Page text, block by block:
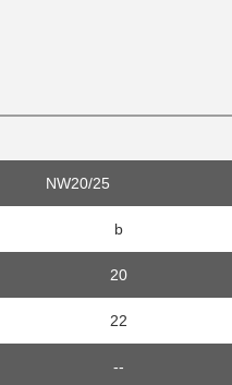
NW20/25
b
20
22
--